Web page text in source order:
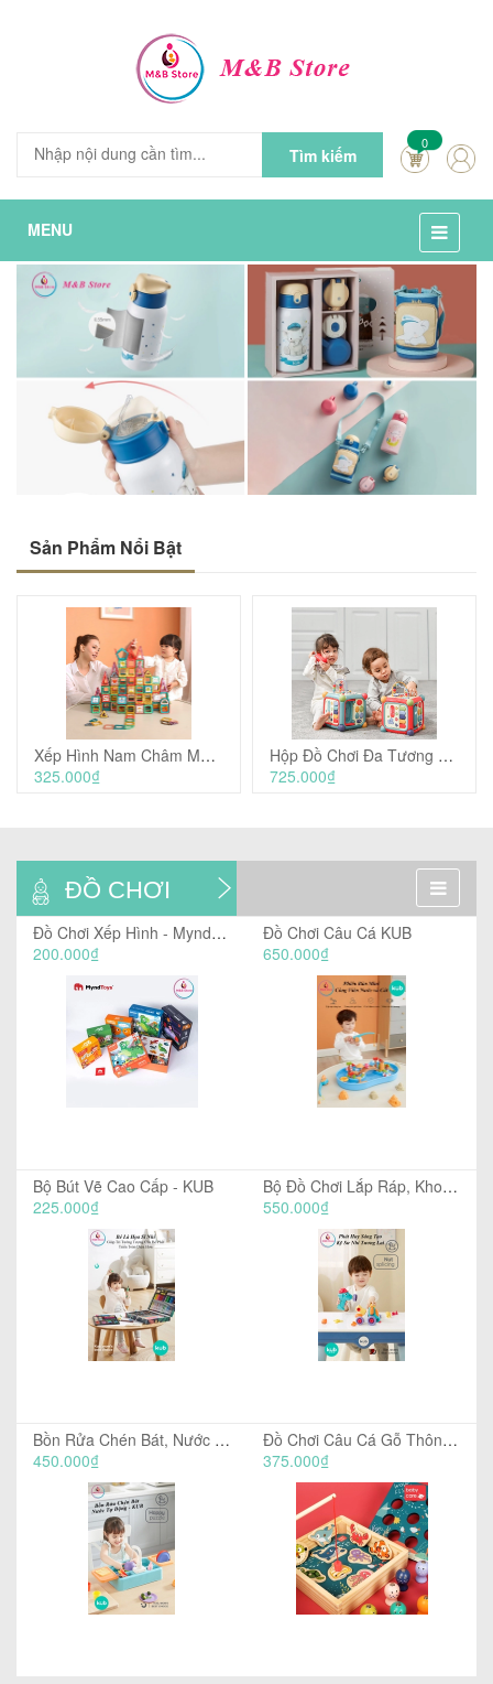
Tìm kiếm
0
MENU
Sản Phẩm Nổi Bật
Xếp Hình Nam Châm Magnetic Blocks - KUB
325.000₫
Hộp Đồ Chơi Đa Tương Tác - BabyCare
725.000₫
ĐỒ CHƠI
Đồ Chơi Xếp Hình - MyndToys
200.000₫
Đồ Chơi Câu Cá KUB
650.000₫
Bộ Bút Vẽ Cao Cấp - KUB
225.000₫
Bộ Đồ Chơi Lắp Ráp, Khoan Tự Động, Phát Triển Tư Duy Sáng Tạo - KUB
550.000₫
Bồn Rửa Chén Bát, Nước Tự Động - KUB
450.000₫
Đồ Chơi Câu Cá Gỗ Thông Nhập Khẩu New Zealand - Babycare
375.000₫